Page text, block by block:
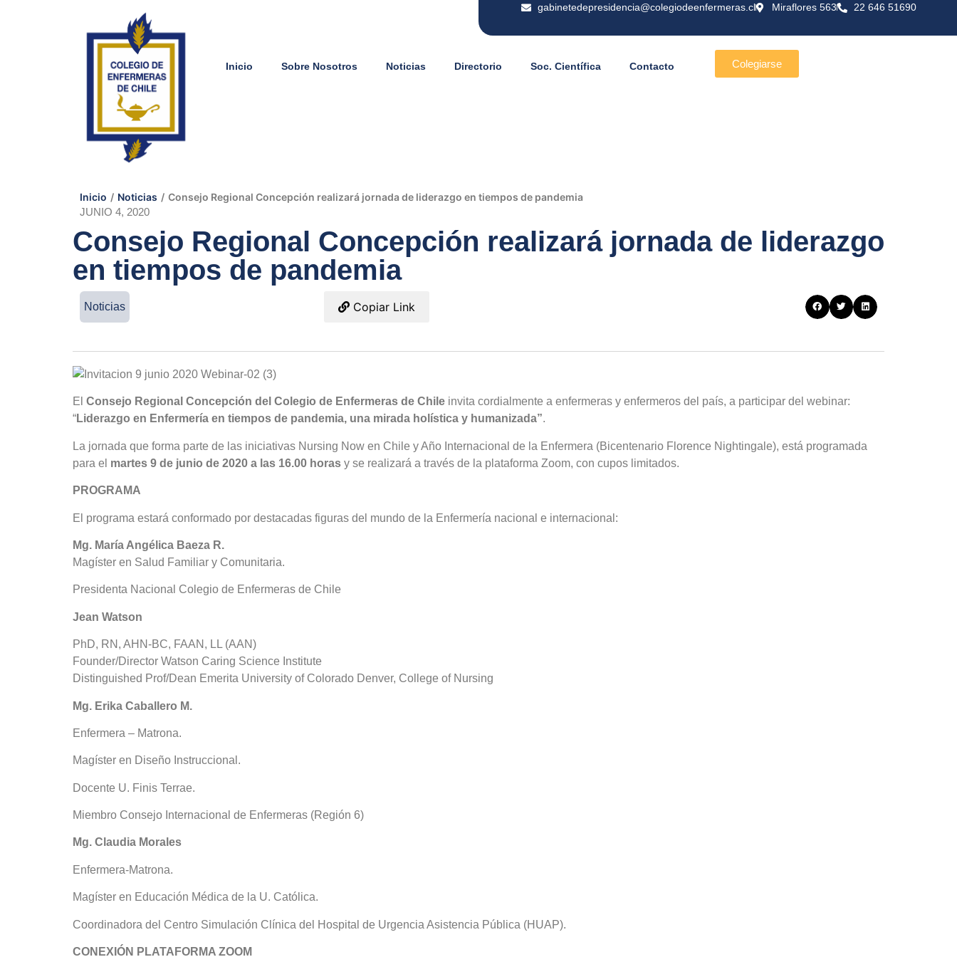
gabinetedepresidencia@colegiodeenfermeras.cl Miraflores 563 22 646 51690
Inicio Sobre Nosotros Noticias Directorio Soc. Científica Contacto Colegiarse
Inicio / Noticias / Consejo Regional Concepción realizará jornada de liderazgo en tiempos de pandemia
JUNIO 4, 2020
Consejo Regional Concepción realizará jornada de liderazgo
en tiempos de pandemia
Noticias Copiar Link
El Consejo Regional Concepción del Colegio de Enfermeras de Chile invita cordialmente a enfermeras y enfermeros del país, a participar del webinar:
“Liderazgo en Enfermería en tiempos de pandemia, una mirada holística y humanizada”.
La jornada que forma parte de las iniciativas Nursing Now en Chile y Año Internacional de la Enfermera (Bicentenario Florence Nightingale), está programada
para el martes 9 de junio de 2020 a las 16.00 horas y se realizará a través de la plataforma Zoom, con cupos limitados.
PROGRAMA
El programa estará conformado por destacadas figuras del mundo de la Enfermería nacional e internacional:
Mg. María Angélica Baeza R.
Magíster en Salud Familiar y Comunitaria.
Presidenta Nacional Colegio de Enfermeras de Chile
Jean Watson
PhD, RN, AHN-BC, FAAN, LL (AAN)
Founder/Director Watson Caring Science Institute
Distinguished Prof/Dean Emerita University of Colorado Denver, College of Nursing
Mg. Erika Caballero M.
Enfermera – Matrona.
Magíster en Diseño Instruccional.
Docente U. Finis Terrae.
Miembro Consejo Internacional de Enfermeras (Región 6)
Mg. Claudia Morales
Enfermera-Matrona.
Magíster en Educación Médica de la U. Católica.
Coordinadora del Centro Simulación Clínica del Hospital de Urgencia Asistencia Pública (HUAP).
CONEXIÓN PLATAFORMA ZOOM